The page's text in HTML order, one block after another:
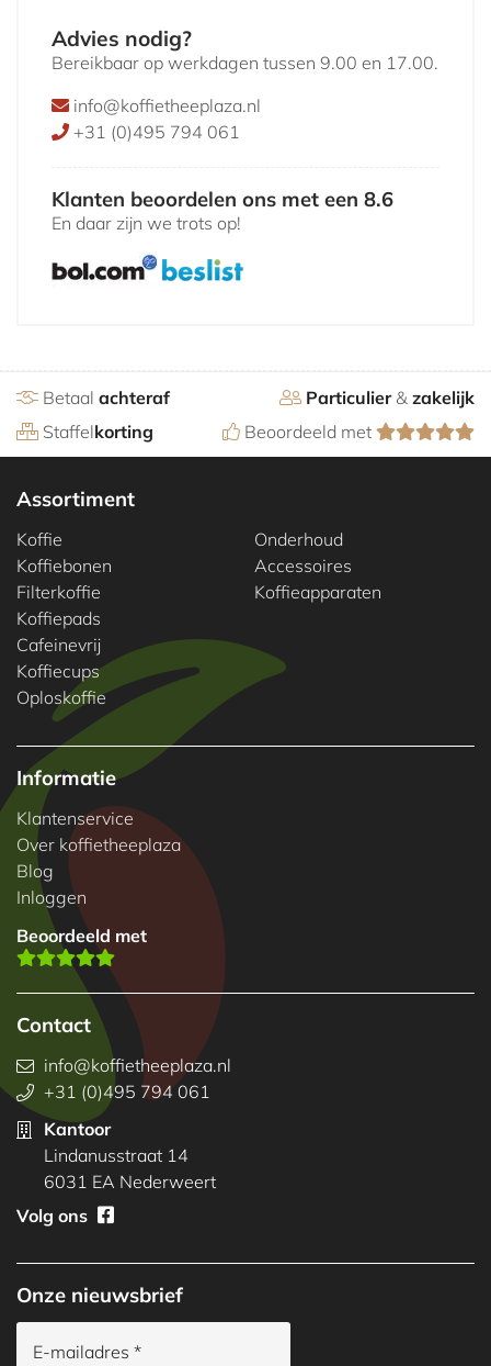
Advies nodig?
Bereikbaar op werkdagen tussen 9.00 en 17.00.
info@koffietheeplaza.nl
+31 (0)495 794 061
Klanten beoordelen ons met een 8.6
En daar zijn we trots op!
Betaal achteraf Particulier& zakelijk
Staffelkorting Beoordeeld met
Assortiment
Koffie
Koffiebonen
Filterkoffie
Koffiepads
Cafeinevrij
Koffiecups
Oploskoffie
Onderhoud
Accessoires
Koffieapparaten
Informatie
Klantenservice
Over koffietheeplaza
Blog
Inloggen
Beoordeeld met
Contact
info@koffietheeplaza.nl
+31 (0)495 794 061
Kantoor
Lindanusstraat 14
6031 EA Nederweert
Volg ons
Onze nieuwsbrief
E-mailadres *